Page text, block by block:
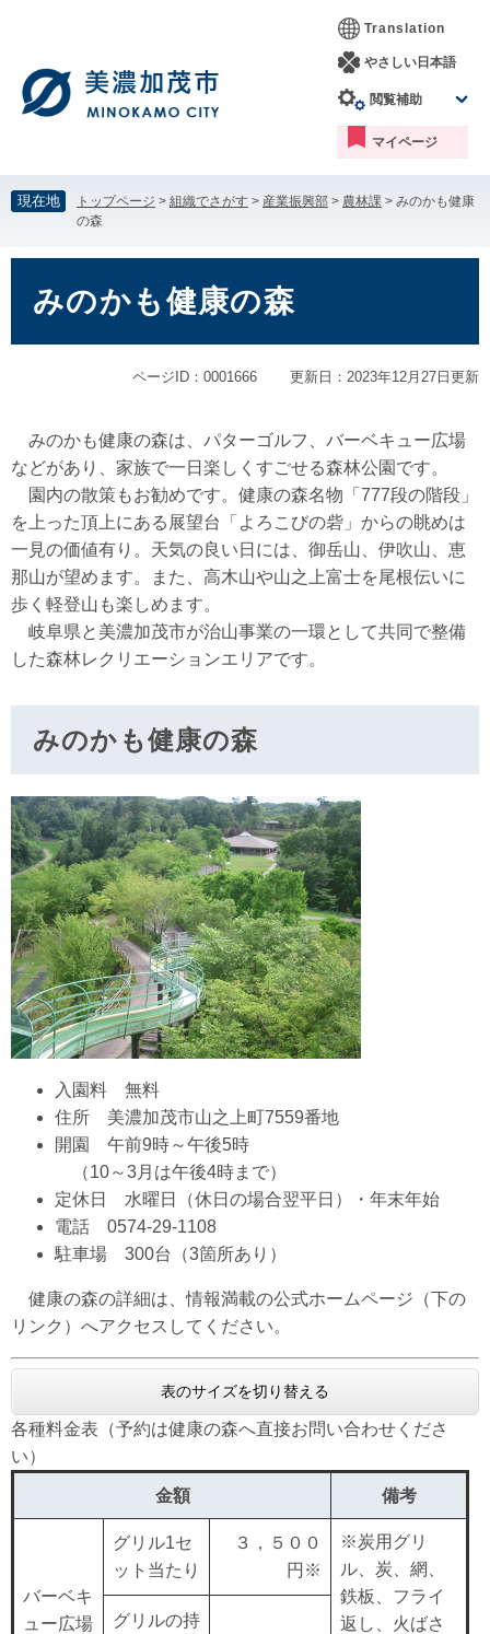
す。
し
て
本
へ
Translation
やさしい日本語
閲覧補助
マイページ
現在地 トップページ > 組織でさがす > 産業振興部 > 農林課 > みのかも健康
の森
みのかも健康の森
ページID：0001666 更新日：2023年12月27日更新
みのかも健康の森は、パターゴルフ、バーベキュー広場
などがあり、家族で一日楽しくすごせる森林公園です。
園内の散策もお勧めです。健康の森名物「777段の階段」
を上った頂上にある展望台「よろこびの砦」からの眺めは
一見の価値有り。天気の良い日には、御岳山、伊吹山、恵
那山が望めます。また、高木山や山之上富士を尾根伝いに
歩く軽登山も楽しめます。
岐阜県と美濃加茂市が治山事業の一環として共同で整備
した森林レクリエーションエリアです。
みのかも健康の森
入園料 無料
住所 美濃加茂市山之上町7559番地
開園 午前9時～午後5時
（10～3月は午後4時まで）
定休日 水曜日（休日の場合翌平日）・年末年始
電話 0574-29-1108
駐車場 300台（3箇所あり）
健康の森の詳細は、情報満載の公式ホームページ（下の
リンク）へアクセスしてください。
表のサイズを切り替える
各種料金表（予約は健康の森へ直接お問い合わせくださ
い）
金額 備考
バーベキ
ュー広場
グリル1セ
ット当たり
３，５００
円※
※炭用グリ
ル、炭、網、
鉄板、フライ
返し、火ばさ
グリルの持